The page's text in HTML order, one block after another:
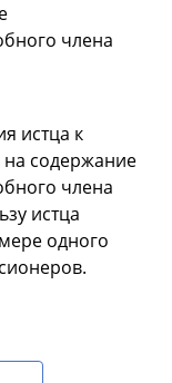
члена
истца к
на содержание
члена
истца
одного